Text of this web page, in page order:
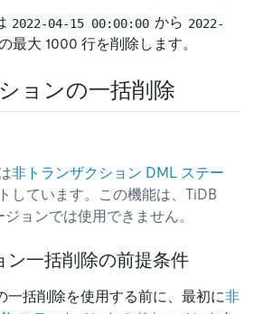
2022-04-15 00:00:00 から 2022-
最大 1000 行を削除します。
ョンの一括削除
非トランザクション DML ステー
しています。この機能は、TiDB
ジョンでは使用できません。
ン一括削除の前提条件
一括削除を使用する前に、最初に非